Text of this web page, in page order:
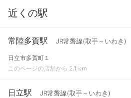
近くの駅
常陸多賀駅 JR常磐線(取手～いわき)
日立市多賀町１
このページの店舗から 2.1 km
日立駅 JR常磐線(取手～いわき)